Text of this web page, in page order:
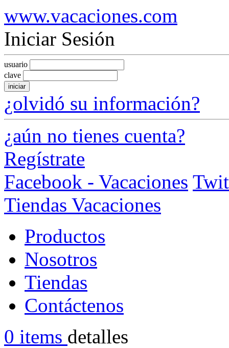
www.vacaciones.com
Iniciar Sesión
usuario
clave
iniciar
¿olvidó su información?
¿aún no tienes cuenta?
Regístrate
Facebook - Vacaciones
Tiendas Vacaciones
Productos
Nosotros
Tiendas
Contáctenos
0 items detalles